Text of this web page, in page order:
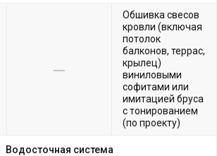
Обшивка свесов
кровли (включая
потолок
балконов, террас,
крылец)
виниловыми
софитами или
имитацией бруса
с тонированием
(по проекту)
Водосточная система